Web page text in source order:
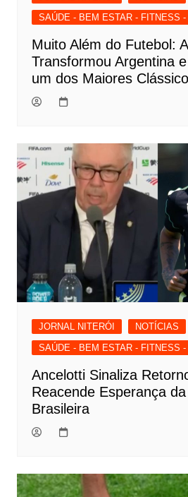
SAÚDE - BEM ESTAR - FITNESS
Muito Além do Futebol:
Transformou Argentina
um dos Maiores
JORNAL NITERÓI
NOTÍCIAS
SAÚDE - BEM ESTAR - FITNESS
Ancelotti Sinaliza
Reacende Esperança
Brasileira